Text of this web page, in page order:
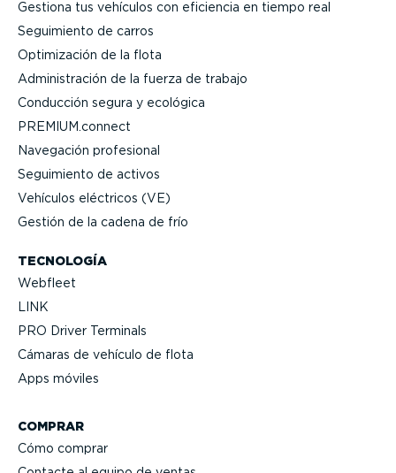
Gestiona tus vehículos con eficiencia en tiempo real
Seguimiento de carros
Optimi­zación de la flota
Adminis­tración de la fuerza de trabajo
Conducción segura y ecológica
PREMIUM.connect
Navegación profesional
Seguimiento de activos
Vehículos eléctricos (VE)
Gestión de la cadena de frío
TECNOLOGÍA
Webfleet
LINK
PRO Driver Terminals
Cámaras de vehículo de flota
Apps móviles
COMPRAR
Cómo comprar